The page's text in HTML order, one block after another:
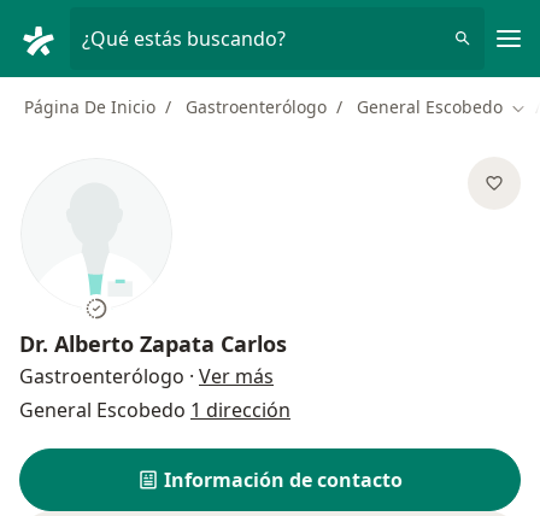
¿Qué estás buscando?
Página De Inicio Gastroenterólogo General Escobedo
Dr. Alberto Zapata Carlos
Gastroenterólogo · Ver más
General Escobedo 1 dirección
Información de contacto